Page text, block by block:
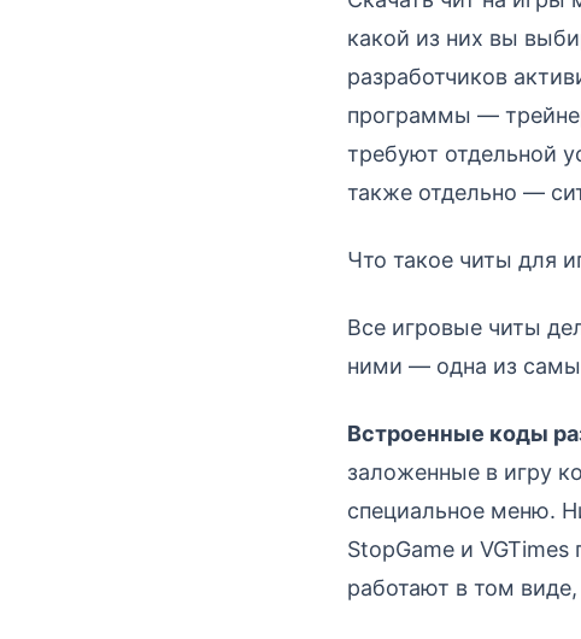
какой из них вы
разработчиков
программы —
требуют отдельной
также отдельно —
Что такое читы для
Все игровые читы
ними — одна из
Встроенные коды
заложенные в игру
специальное меню.
StopGame и
работают в том